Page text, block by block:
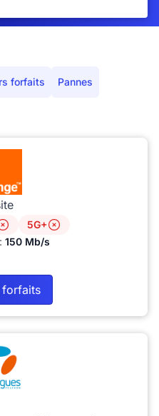
forfaits Pannes
5G+
150 Mb/s
forfaits